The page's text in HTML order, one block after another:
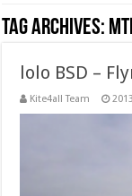
Tag Archives:
lolo BSD –
Kite4all Team